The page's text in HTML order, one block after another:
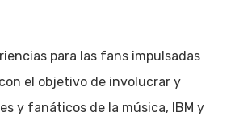
para las fans impulsadas
el objetivo de involucrar y
y fanáticos de la música, IBM y